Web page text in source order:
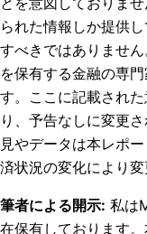
られた情報しか提供
すべきではありませ
を保有する金融の専
す。ここに記載され
り、予告なしに変更
見やデータは本レポ
済状況の変化により変
筆者による開示: 私は
在保有しております。